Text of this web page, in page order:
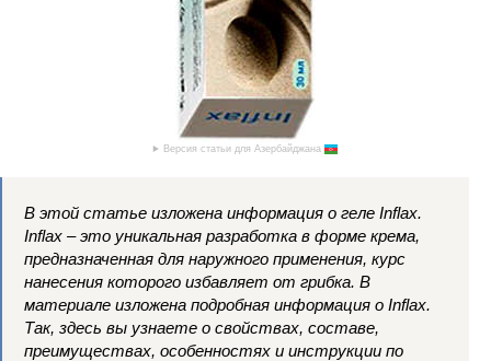
Версия статьи для Азербайджана
В этой статье изложена информация о геле Inflax.
Inflax – это уникальная разработка в форме крема,
предназначенная для наружного применения, курс
нанесения которого избавляет от грибка. В
материале изложена подробная информация о Inflax.
Так, здесь вы узнаете о свойствах, составе,
преимуществах, особенностях и инструкции по